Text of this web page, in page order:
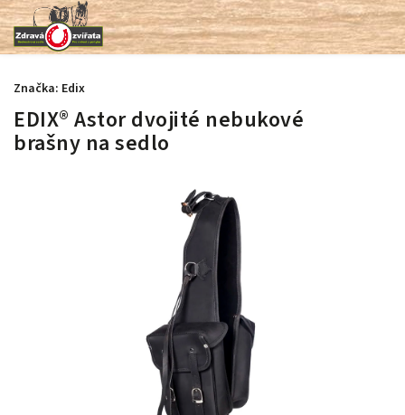
EDIX® Astor dvojité nebukové
brašny na sedlo
Značka: Edix